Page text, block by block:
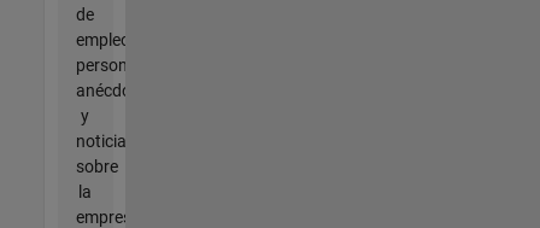
de
empleo
personalizadas,
anécdotas
y
noticias
sobre
la
empresa.